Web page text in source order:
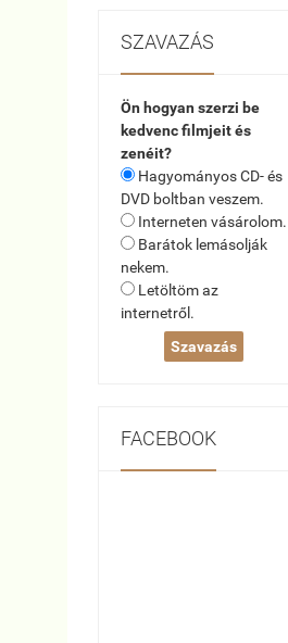
SZAVAZÁS
Ön hogyan szerzi be
kedvenc filmjeit és
zenéit?
Hagyományos CD- és
DVD boltban veszem.
Interneten vásárolom.
Barátok lemásolják
nekem.
Letöltöm az
internetről.
FACEBOOK